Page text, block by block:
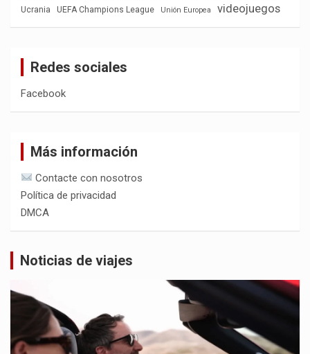
Ucrania
UEFA Champions League Unión Europea videojuegos
Redes sociales
Facebook
Más información
Contacte con nosotros
Política de privacidad
DMCA
Noticias de viajes